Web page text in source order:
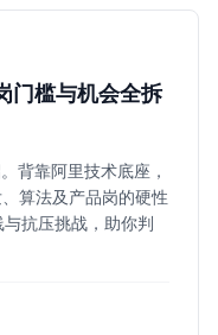
门槛与机会全拆
背靠阿里技术底座，
算法及产品岗的硬性
抗压挑战，助你判